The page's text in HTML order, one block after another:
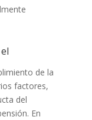
de la
factores,
del
En